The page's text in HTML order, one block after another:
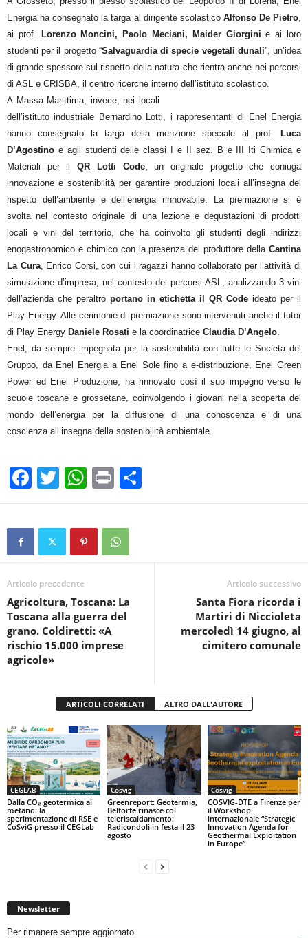
Energia ha consegnato la targa al dirigente scolastico Alfonso De Pietro,
ai prof. Lorenzo Moncini, Paolo Meciani, Maider Giorgini e ai loro
studenti per il progetto “Salvaguardia di specie vegetali dunali”, un’idea
di grande spessore sul rispetto della natura che rientra anche nei percorsi
di ASL e CRISBA, il centro ricerche interno dell’istituto scolastico.
A Massa Marittima, invece, nei locali
dell’istituto industriale Bernardino Lotti, i rappresentanti di Enel Energia
hanno consegnato la targa della menzione speciale al prof.
Luca
D’Agostino e agli studenti delle classi I e II sez. B e III Iti Chimica e
Materiali per ilQR Lotti Code, un originale progetto che coniuga
innovazione e sostenibilità per garantire produzioni locali all’insegna del
rispetto dell’ambiente e dell’energia rinnovabile. La premiazione si è
svolta nel contesto originale di una lezione e degustazioni di prodotti
locali e vini del territorio, che ha coinvolto gli studenti degli indirizzi
enogastronomico e chimico con la presenza del produttore della Cantina
La Cura, Enrico Corsi, con cui i ragazzi hanno collaborato per l’attività di
simulazione d’impresa, nel contesto dei percorsi ASL, analizzando 3 vini
dell’azienda che peraltro portano in etichetta il QR Code ideato per il
Play Energy. Alle cerimonie di premiazione sono intervenuti anche il tutor
di Play Energy Daniele Rosati e la coordinatrice Claudia D’Angelo.
Enel, da sempre impegnata per la sostenibilità con tutte le Società del
Gruppo, da Enel Energia a Enel Sole fino a e-distribuzione, Enel Green
Power ed Enel Produzione,
ha rinnovato così il suo impegnoverso le
scuole toscane e grossetane, coinvolgendo i giovani nella scoperta del
mondo dell’energia per la diffusione di una conoscenza e di una
coscienza all’insegna della sostenibilità ambientale.
F
a
c
b
o
o
k
T
wi
tt
W
h
at
s
A
p
Pr
in
t
o
vi
Articolo precedente
Agricoltura, Toscana: La
Toscana alla guerra del
grano. Coldiretti: «A
rischio 15.000 imprese
agricole»
Articolo successivo
Santa Fiora ricorda i
Martiri di Niccioleta
mercoledì 14 giugno, al
cimitero comunale
ARTICOLI CORRELATI ALTRO DALL'AUTORE
CEGLAB
Dalla CO₂ geotermica al
metano: la
sperimentazione di RSE e
CoSviG presso il CEGLab
Cosvig
Greenreport: Geotermia,
Belforte rinasce col
teleriscaldamento:
Radicondoli in festa il 23
agosto
Cosvig
COSVIG-DTE a Firenze per
il Workshop
internazionale “Strategic
Innovation Agenda for
Geothermal Exploitation
in Europe”
Newsletter
Per rimanere sempre aggiornato